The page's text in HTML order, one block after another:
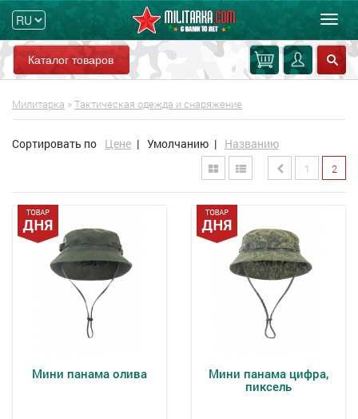
Каталог товаров
Милитарка » Тактическая одежда и снаряжение
Сортировать по Цене | Умолчанию | Названию
1 2
Мини панама олива
Мини панама цифра,
пиксель